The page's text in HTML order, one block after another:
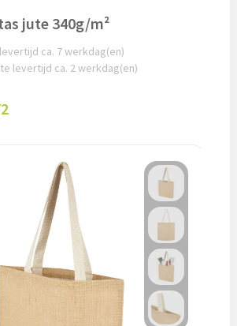
bedrukken
jute 340g/m²
ca. 7 werkdag(en)
levertijd ca. 2 werkdag(en)